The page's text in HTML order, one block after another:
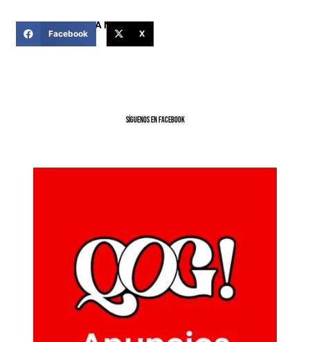
COMPARTIR ESTA NOTICIA
Facebook X
SíGUENOS EN FACEBOOK